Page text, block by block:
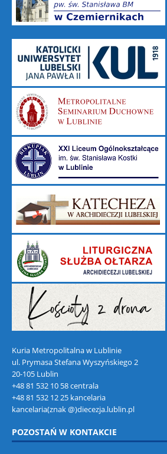
Kuria Metropolitalna w Lublinie
ul. Prymasa Stefana Wyszyńskiego 2
20-105 Lublin
+48 81 532 10 58 centrala
+48 81 532 12 25 kancelaria
kancelaria(znak @)diecezja.lublin.pl
POZOSTAŃ W KONTAKCIE